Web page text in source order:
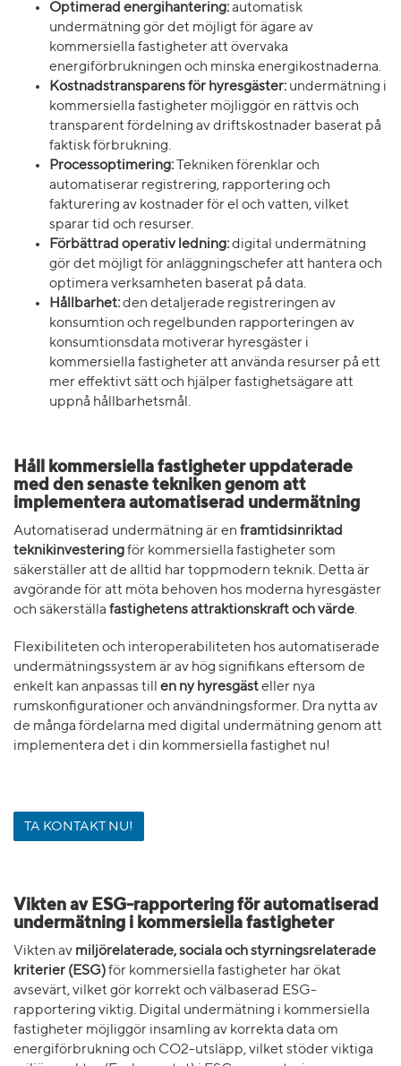
Optimerad energihantering:automatisk
undermätning gör det möjligt för ägare av
kommersiella fastigheter att övervaka
energiförbrukningen och minska energikostnaderna.
Kostnadstransparens för hyresgäster: undermätning i
kommersiella fastigheter möjliggör en rättvis och
transparent fördelning av driftskostnader baserat på
faktisk förbrukning.
Processoptimering:
Tekniken förenklar och
automatiserar registrering, rapportering och
fakturering av kostnader för el och vatten, vilket
sparar tid och resurser.
Förbättrad operativ ledning:digital undermätning
gör det möjligt för anläggningschefer att hantera och
optimera verksamheten baserat på data.
Hållbarhet:den detaljerade registreringen av
konsumtion och regelbunden rapporteringen av
konsumtionsdata motiverar hyresgäster i
kommersiella fastigheter att använda resurser på ett
mer effektivt sätt och hjälper fastighetsägare att
uppnå hållbarhetsmål.
Håll kommersiella fastigheter uppdaterade
med den senaste tekniken genom att
implementera automatiserad undermätning
Automatiserad undermätning är en framtidsinriktad
teknikinvesteringför kommersiella fastigheter som
säkerställer att de alltid har toppmodern teknik. Detta är
avgörande för att möta behoven hos moderna hyresgäster
och säkerställa fastighetens attraktionskraft och värde.
Flexibiliteten och interoperabiliteten hos automatiserade
undermätningssystem är av hög signifikans eftersom de
enkelt kan anpassas till en ny hyresgästeller nya
rumskonfigurationer och användningsformer. Dra nytta av
de många fördelarna med digital undermätning genom att
implementera det i din kommersiella fastighet nu!
TA KONTAKT NU!
Vikten av ESG-rapportering för automatiserad
undermätning i kommersiella fastigheter
Vikten av miljörelaterade, sociala och styrningsrelaterade
kriterier (ESG)för kommersiella fastigheter har ökat
avsevärt, vilket gör korrekt och välbaserad ESG-
rapportering viktig. Digital undermätning i kommersiella
fastigheter möjliggör insamling av korrekta data om
energiförbrukning och CO2-utsläpp, vilket stöder viktiga